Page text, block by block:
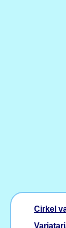
Cirkel